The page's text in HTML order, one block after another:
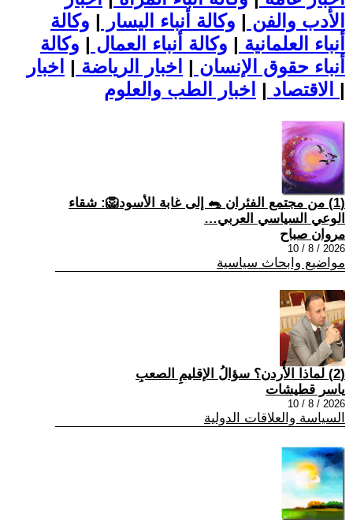
الأدب والفن | وكالة أنباء اليسار | وكالة
أنباء العلمانية | وكالة أنباء العمال | وكالة
أنباء حقوق الإنسان | اخبار الرياضة | اخبار
الاقتصاد | |
(1) من مجتمع الفئران 🐀 إلى غابة الأسود🦁: شقاء
الوعي السياسي العربي…
مروان صباح
2026 / 8 / 10
مواضيع وابحاث سياسية
(2) لماذا الأُردن؟ سؤالُ الإقليمِ الصعبِ
ياسر قطيشات
2026 / 8 / 10
السياسة والعلاقات الدولية